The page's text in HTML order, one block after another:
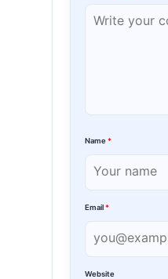
Name *
Email *
Website